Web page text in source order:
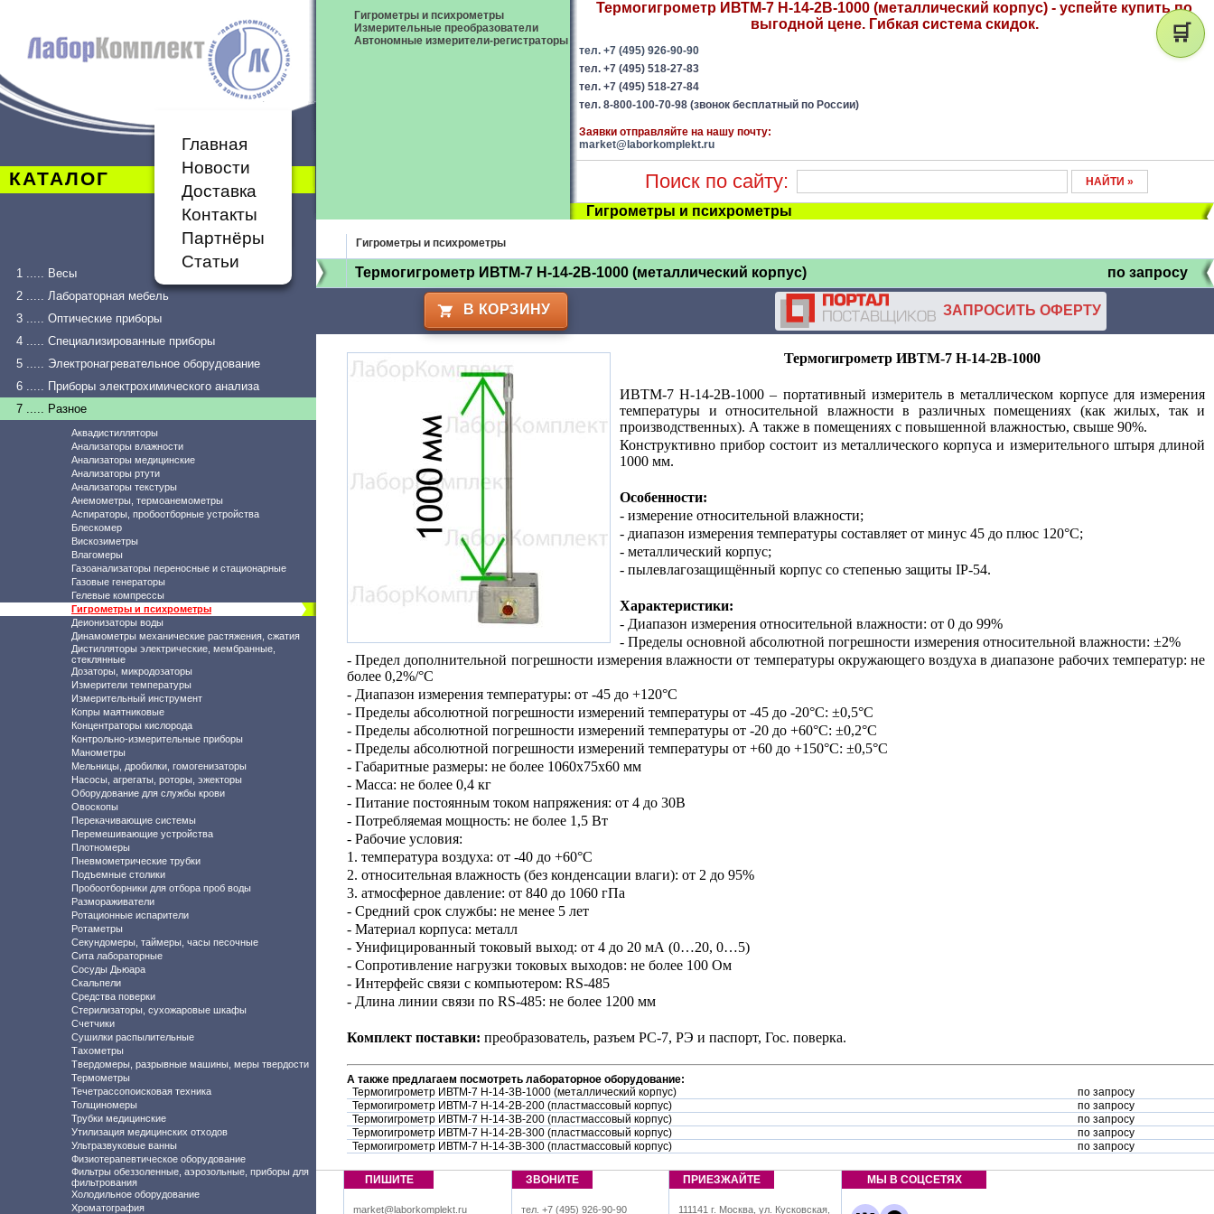
КАТАЛОГ
Главная
Новости
Доставка
Контакты
Партнёры
Статьи
1 ..... Весы
2 ..... Лабораторная мебель
3 ..... Оптические приборы
4 ..... Специализированные приборы
5 ..... Электронагревательное оборудование
6 ..... Приборы электрохимического анализа
7 ..... Разное
Аквадистилляторы
Анализаторы влажности
Анализаторы медицинские
Анализаторы ртути
Анализаторы текстуры
Анемометры, термоанемометры
Аспираторы, пробоотборные устройства
Блескомер
Вискозиметры
Влагомеры
Газоанализаторы переносные и стационарные
Газовые генераторы
Гелевые компрессы
Гигрометры и психрометры
Деионизаторы воды
Динамометры механические растяжения, сжатия
Дистилляторы электрические, мембранные,
стеклянные
Дозаторы, микродозаторы
Измерители температуры
Измерительный инструмент
Копры маятниковые
Концентраторы кислорода
Контрольно-измерительные приборы
Манометры
Мельницы, дробилки, гомогенизаторы
Насосы, агрегаты, роторы, эжекторы
Оборудование для службы крови
Овоскопы
Перекачивающие системы
Перемешивающие устройства
Плотномеры
Пневмометрические трубки
Подъемные столики
Пробоотборники для отбора проб воды
Размораживатели
Ротационные испарители
Ротаметры
Секундомеры, таймеры, часы песочные
Сита лабораторные
Сосуды Дьюара
Скальпели
Средства поверки
Стерилизаторы, сухожаровые шкафы
Счетчики
Сушилки распылительные
Тахометры
Твердомеры, разрывные машины, меры твердости
Термометры
Течетрассопоисковая техника
Толщиномеры
Трубки медицинские
Утилизация медицинских отходов
Ультразвуковые ванны
Физиотерапевтическое оборудование
Фильтры обеззоленные, аэрозольные, приборы для
фильтрования
Холодильное оборудование
Хроматография
Гигрометры и психрометры
Измерительные преобразователи
Автономные измерители-регистраторы
Термогигрометр ИВТМ-7 Н-14-2В-1000 (металлический корпус) - успейте купить по
выгодной цене. Гибкая система скидок.
тел. +7 (495) 926-90-90
тел. +7 (495) 518-27-83
тел. +7 (495) 518-27-84
тел. 8-800-100-70-98 (звонок бесплатный по России)
Заявки отправляйте на нашу почту:
market@laborkomplekt.ru
Поиск по сайту:
Гигрометры и психрометры
Гигрометры и психрометры
Термогигрометр ИВТМ-7 Н-14-2В-1000 (металлический корпус) по запросу
В КОРЗИНУ ЗАПРОСИТЬ ОФЕРТУ
Термогигрометр ИВТМ-7 Н-14-2В-1000
ИВТМ-7 Н-14-2В-1000 – портативный измеритель в металлическом корпусе для измерения
температуры и относительной влажности в различных помещениях (как жилых, так и
производственных). А также в помещениях с повышенной влажностью, свыше 90%.
Конструктивно прибор состоит из металлического корпуса и измерительного штыря длиной
1000 мм.
Особенности:
- измерение относительной влажности;
- диапазон измерения температуры составляет от минус 45 до плюс 120°С;
- металлический корпус;
- пылевлагозащищённый корпус со степенью защиты IP-54.
Характеристики:
- Диапазон измерения относительной влажности: от 0 до 99%
- Пределы основной абсолютной погрешности измерения относительной влажности: ±2%
-Предел дополнительной погрешности измерения влажности от температуры окружающего воздуха в диапазоне рабочих температур: не
более 0,2%/°С
- Диапазон измерения температуры: от -45 до +120°С
- Пределы абсолютной погрешности измерений температуры от -45 до -20°С: ±0,5°С
- Пределы абсолютной погрешности измерений температуры от -20 до +60°С: ±0,2°С
- Пределы абсолютной погрешности измерений температуры от +60 до +150°С: ±0,5°С
- Габаритные размеры: не более 1060х75х60 мм
- Масса: не более 0,4 кг
- Питание постоянным током напряжения: от 4 до 30В
- Потребляемая мощность: не более 1,5 Вт
- Рабочие условия:
1. температура воздуха: от -40 до +60°С
2. относительная влажность (без конденсации влаги): от 2 до 95%
3. атмосферное давление: от 840 до 1060 гПа
- Средний срок службы: не менее 5 лет
- Материал корпуса: металл
- Унифицированный токовый выход: от 4 до 20 мА (0…20, 0…5)
- Сопротивление нагрузки токовых выходов: не более 100 Ом
- Интерфейс связи с компьютером: RS-485
- Длина линии связи по RS-485: не более 1200 мм
Комплект поставки: преобразователь, разъем РС-7, РЭ и паспорт, Гос. поверка.
А также предлагаем посмотреть лабораторное оборудование:
Термогигрометр ИВТМ-7 Н-14-3В-1000 (металлический корпус)
по запросу
Термогигрометр ИВТМ-7 Н-14-2В-200 (пластмассовый корпус)
по запросу
Термогигрометр ИВТМ-7 Н-14-3В-200 (пластмассовый корпус)
по запросу
Термогигрометр ИВТМ-7 Н-14-2В-300 (пластмассовый корпус)
по запросу
Термогигрометр ИВТМ-7 Н-14-3В-300 (пластмассовый корпус)
по запросу
ПИШИТЕ
market@laborkomplekt.ru
ЗВОНИТЕ
тел. +7 (495) 926-90-90
ПРИЕЗЖАЙТЕ
111141 г. Москва, ул. Кусковская,
МЫ В СОЦСЕТЯХ
🛒